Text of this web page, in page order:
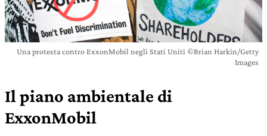
Una protesta contro ExxonMobil negli Stati Uniti ©Brian Harkin/Getty
Images
Il piano ambientale di
ExxonMobil